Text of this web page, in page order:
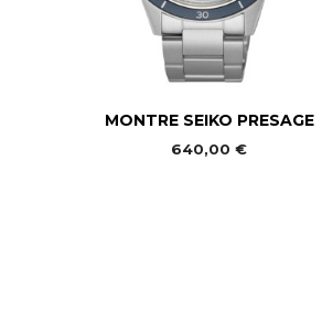
Aperçu rapide
MONTRE SEIKO PRESAGE
640,00 €